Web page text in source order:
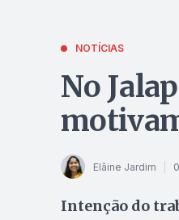
NOTÍCIAS
No
Elâine Jardim
Intenção do